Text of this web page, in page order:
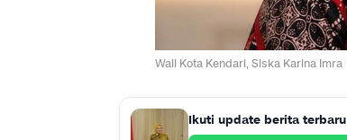
Wali Kota Kendari, Siska Karina Imra
Ikuti update berita terbaru